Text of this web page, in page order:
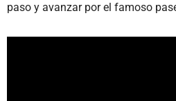
paso y avanzar por el famoso